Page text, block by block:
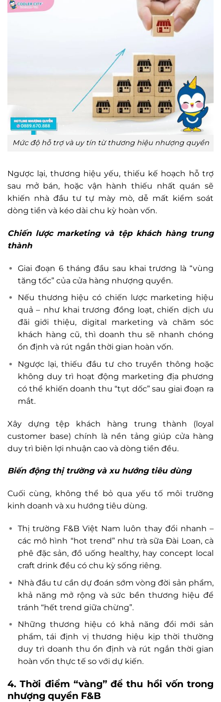
Mức độ hỗ trợ và uy tín từ thương hiệu nhượng quyền
Ngược lại, thương hiệu yếu, thiếu kế hoạch hỗ trợ
sau mở bán, hoặc vận hành thiếu nhất quán sẽ
khiến nhà đầu tư tự mày mò, dễ mất kiểm soát
dòng tiền và kéo dài chu kỳ hoàn vốn.
Chiến lược marketing và tệp khách hàng trung
thành
Giai đoạn 6 tháng đầu sau khai trương là “vùng
tăng tốc” của cửa hàng nhượng quyền.
Nếu thương hiệu có chiến lược marketing hiệu
quả – như khai trương đồng loạt, chiến dịch ưu
đãi giới thiệu, digital marketing và chăm sóc
khách hàng cũ, thì doanh thu sẽ nhanh chóng
ổn định và rút ngắn thời gian hoàn vốn.
Ngược lại, thiếu đầu tư cho truyền thông hoặc
không duy trì hoạt động marketing địa phương
có thể khiến doanh thu “tụt dốc” sau giai đoạn ra
mắt.
Xây dựng tệp khách hàng trung thành (loyal
customer base) chính là nền tảng giúp cửa hàng
duy trì biên lợi nhuận cao và dòng tiền đều.
Biến động thị trường và xu hướng tiêu dùng
Cuối cùng, không thể bỏ qua yếu tố môi trường
kinh doanh và xu hướng tiêu dùng.
Thị trường F&B Việt Nam luôn thay đổi nhanh –
các mô hình “hot trend” như trà sữa Đài Loan, cà
phê đặc sản, đồ uống healthy, hay concept local
craft drink đều có chu kỳ sống riêng.
Nhà đầu tư cần dự đoán sớm vòng đời sản phẩm,
khả năng mở rộng và sức bền thương hiệu để
tránh “hết trend giữa chừng”.
Những thương hiệu có khả năng đổi mới sản
phẩm, tái định vị thương hiệu kịp thời thường
duy trì doanh thu ổn định và rút ngắn thời gian
hoàn vốn thực tế so với dự kiến.
4. Thời điểm “vàng” để thu hồi vốn trong
nhượng quyền F&B